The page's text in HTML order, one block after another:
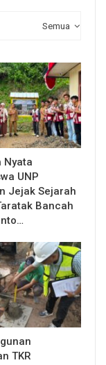
Semua
Nyata
UNP
Jejak Sejarah
Bancah
TKR